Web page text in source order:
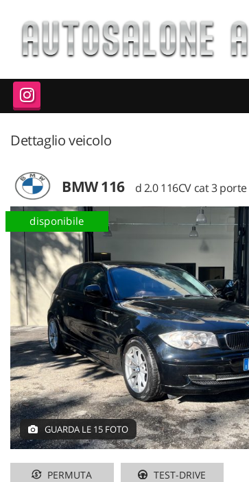
HOME
LISTA VEICOLI
ACQUISTIAMO USATO
NUOVO E KM 0
AZIENDA
ASSISTENZA
CONTATTI
Dettaglio veicolo
BMW 116 d 2.0 116CV cat 3
disponibile
GUARDA LE 15 FOTO
PERMUTA TEST-DRIVE